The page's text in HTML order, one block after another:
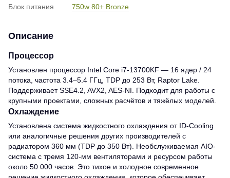
Блок питания
750w 80+ Bronze
Описание
Процессор
Установлен процессор Intel Core i7-13700KF — 16 ядер / 24
потока, частота 3.4–5.4 ГГц, TDP до 253 Вт, Raptor Lake.
Поддерживает SSE4.2, AVX2, AES-NI. Подходит для работы с
крупными проектами, сложных расчётов и тяжёлых моделей.
Охлаждение
Установлена система жидкостного охлаждения от ID-Cooling
или аналогичные решения других производителей с
радиатором 360 мм (TDP до 350 Вт). Необслуживаемая AIO-
система с тремя 120-мм вентиляторами и ресурсом работы
около 50 000 часов. Это тихое и холодное современное